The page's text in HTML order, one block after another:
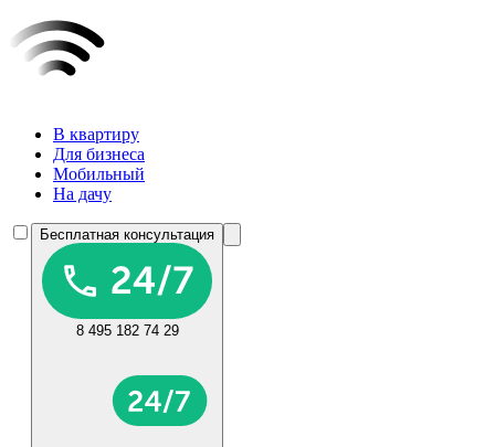
В квартиру
Для бизнеса
Мобильный
На дачу
Бесплатная консультация
8 495 182 74 29